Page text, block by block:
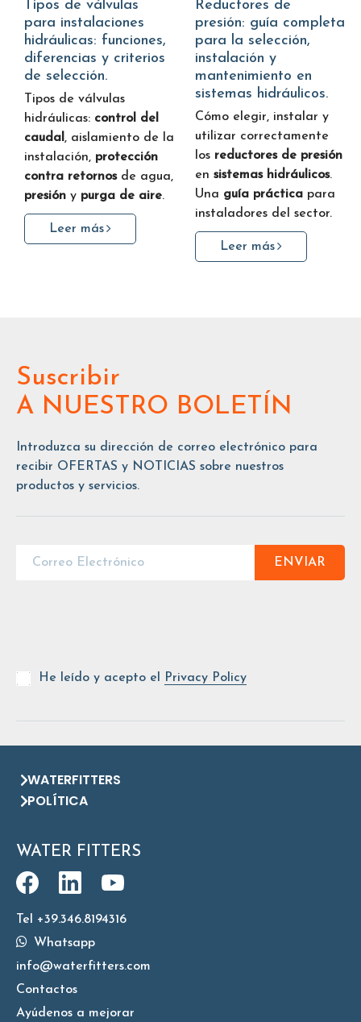
Tipos de válvulas
para instalaciones
hidráulicas: funciones,
diferencias y criterios
de selección.
Tipos de válvulas
hidráulicas: control del
caudal , aislamiento de la
instalación, protección
contra retornosde agua,
presión y purga de aire.
Leer más
Reductores de
presión: guía completa
para la selección,
instalación y
mantenimiento en
sistemas hidráulicos.
Cómo elegir, instalar y
utilizar correctamente
los reductores de presión
en sistemas hidráulicos.
Una guía práctica para
instaladores del sector.
Leer más
Suscribir
A NUESTRO BOLETÍN
Introduzca su dirección de correo electrónico para
recibir OFERTAS y NOTICIAS sobre nuestros
productos y servicios.
ENVIAR
He leído y acepto el Privacy Policy
WATERFITTERS
POLÍTICA
WATER FITTERS
Tel +39.346.8194316
Whatsapp
info@waterfitters.com
Contactos
Ayúdenos a mejorar